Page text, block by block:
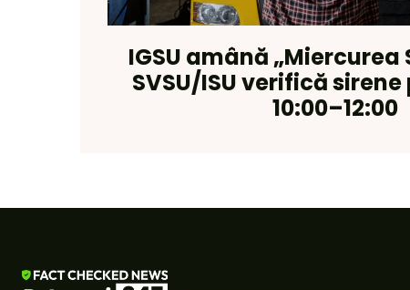
IGSU amână
SVSU/ISU verifică
10:00–12:00